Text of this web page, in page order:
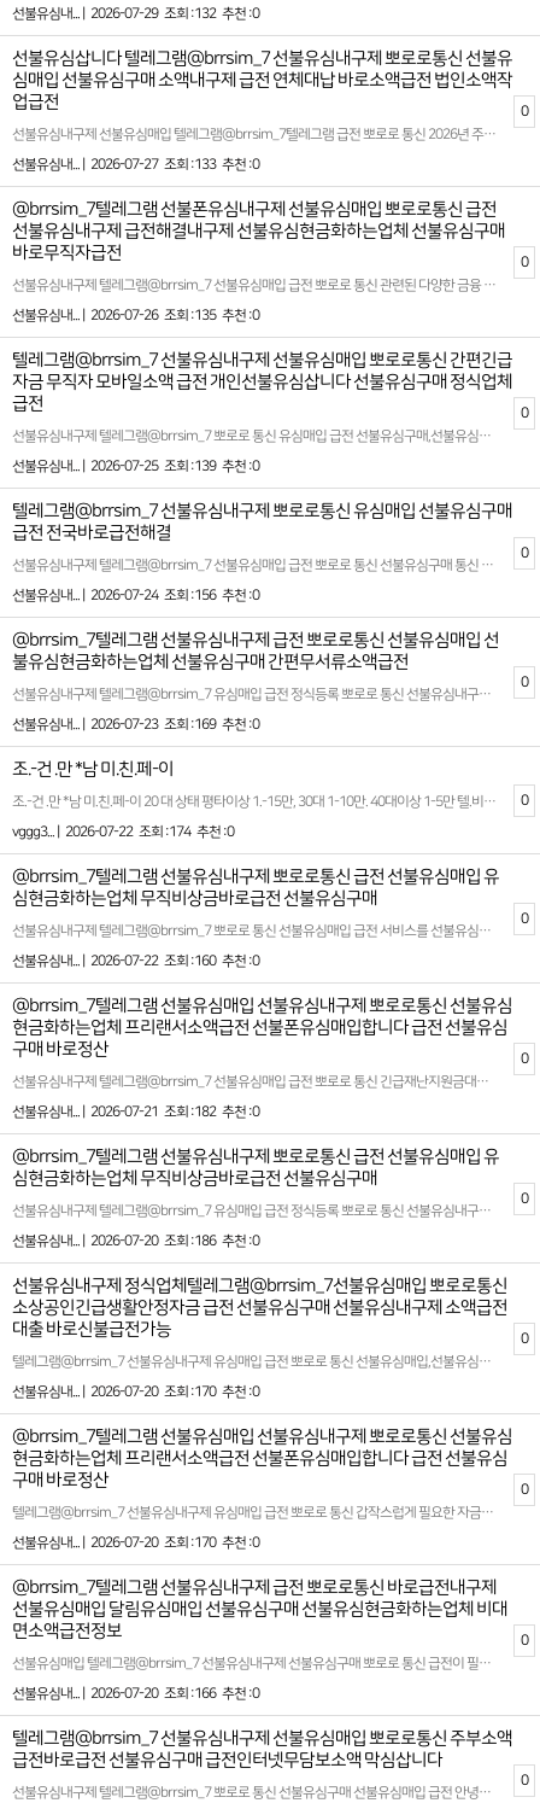
선불유심내... |
2026-07-29 조회 :132 추천 :0
선불유심삽니다 텔레그램@brrsim_7 선불유심내구제 뽀로로통신 선불유
심매입 선불유심구매 소액내구제 급전 연체대납 바로소액급전 법인소액작
업급전
선불유심내구제 선불유심매입 텔레그램@brrsim_7텔레그램 급전 뽀로로 통신 2026년 주부소액급전대출 바로 추천업체 내구제정식업체 선불유심구매문의@brrsim_7 뽀로로통신 무이자 소액대출과 선불 유심 내구제 서비스를 찾고 계신다면, 저희가 제공하는 전문적이고 신뢰도 높은 서비스를 소개합니다. 저희는 2026년 연체자까지도 지원 가능한 20만원 소액대출 및 금융 솔루션을 통해 고객님들의 다양한 상황에 꼭 맞는 맞춤형 서비스를 제공합니다. 또한, 선불 유심 내구제를 비롯해 고객의 니즈를 충족하고 빠르고 간편한 절차로 만족스러운 결과를 얻을 수 있도록 최선을 다하고 있습니다. 저희의 주요 서비스 중 하나로는 선불 유심 매입과 정산 서비스를 포함해, 다양한 유심 관련 문제 해결 방안을 제공합니다. 고객님의 유심 내구제와 관련된 모든 궁금증과 불편함을 해소하기 위해 전문 상담원들이 항상 대기 중입니다. 정산 후기를 통해 확인하실 수 있듯이, 많은 고객들이 신뢰와 만족을 기반으로 저희 서비스를 선택하고 계십니다 선불유심내구제 정식업체 추천합니다 소액대출의 경우, 복잡한 절차 없이 쉽게 자금을 확보할 수 있는 시스템을 구축해 고객님의 시간과 노력을 절약합니다. 특히, 무이자 대출 옵션을 통해 추가 부담 없이 자금을 이용하실 수 있도록 지원하고 있습니다. 어려운 상황에서도 든든한 금융 파트너로 자리 잡고 있는 저희는 많은 고객들의 금전적 고민을 덜어드리고 있습니다 고객 상담을 위해 언제나 열려 있는 저희는 개개인의 상황에 따라 적합한 대출 상품과 선불유심 바로 급전 내구제를 제안하며, 투명하고 신뢰할 수 있는 절차로 만족스러운 결과를 보장합니다. 한 번의 문의로 맞춤형 솔루션과 전문적인 도움을 받을 수 있으니 망설이지 마시고 지금 바로 연락 주시기 바랍니다.신속하고 간편하게 문제를 해결하고 싶으시다면, 지금 바로 문의해 보세요. 여러분의 신뢰를 바탕으로 최상의 서비스를 제공하며, 함께 고민을 나누고 해결책을 찾아드리겠습니다 확실한 파트너와 함께하세요 시간 낭비와 신용 하락을 막는 가장 좋은 방법은 처음부터 제대로 된 전문가를 만나는 것입니다 홈페이지: https://brrsim77.isweb.co.kr 홈페이지: https://litt.ly/brrsim7
선불유심내... |
2026-07-27 조회 :133 추천 :0
0
@brrsim_7텔레그램 선불폰유심내구제 선불유심매입 뽀로로통신 급전
선불유심내구제 급전해결내구제 선불유심현금화하는업체 선불유심구매
바로무직자급전
선불유심내구제 텔레그램@brrsim_7 선불유심매입 급전 뽀로로 통신 관련된 다양한 금융 서비스를 제공하는 뽀로로 통신은 대학생 및 급전이 필요한 분들에게 빠른 소액 대출 옵션을 제안합니다. 선불유심구매 시간을 절약하고 간편하게 자금을 마련할 수 있는 선불 유심 내구제를 통해 학생들도 부담 없이 활용할 수 있는 방법이 제공됩니다 급작스럽게 필요한 자금이 생겼을 때, 무심사 소액 급전을 지원하며 신뢰할 수 있는 대출 환경을 제시합니다. 급전이 필요한 순간, 믿을 만한 대출 업체를 찾는 것이 중요합니다 이런 점에서 뽀로로 통신은 빠르고 간단한 절차로 지급 가능한 서비스로 안정적이고 신속한 금융 솔루션을 제공합니다 선불유심내구제 뽀로로 통신 안심업체 많은 분들이 금융 문제로 고민을 느끼는 가운데 뽀로로 통신은 고객의 입장에서 최적화된 대출 방안을 마련하며 특히 대학생, 소액 대출을 원하는 이들에게 실질적인 도움이 됩니다 선불 유심 서비스를 통해 신용에 큰 영향을 미치지 않으면서 필요한 금액을 받는 것이 가능하며, 적절한 상환 계획으로 이용자들의 부담을 최소화합니다. 제공되는 서비스는 하루 안에 소액의 금전을 확보할 수 있는 시스템으로 설계되어, 예상치 못한 지출이나 긴급 상황에서도 유용하게 활용 가능합니다 또한 많은 분들이 급전에 대해 고민하며 정보를 찾아보는 만큼, 추천할 만한 소액 급전 빌리는 곳의 기준은 여러 가지가 있습니다. 안정성과 신뢰도를 기본으로 하고, 심사가 간편하면서도 높은 승인율을 자랑하는 서비스를 찾는 것이 핵심입니다. 뽀로로 통신은 이러한 기준을 충족시키며 고객 맞춤형 금융 솔루션을 제공합니다. 다양한 상황에 맞는 플랜을 고민 없이 선택할 수 있도록 소비자 보호를 최우선으로 고려하여 설계된 이 시스템은 많은 사람들에게 긍정적인 평가를 받고 있습니다. 급히 금전적 지원이 필요하거나 갑작스러운 상황에서 용이하게 활용할 수 있는 방안을 찾고 계신다면, 선불 유심 내구제와 소액 대출 등의 맞춤형 서비스를 고민해 볼 수 있습니다. 고객 만족 중심의 운영 체계와 함께, 지루한 기다림 없이 효율적인 절차를 통해 이용자들에게 최상의 만족감을 제공합니다 확실한 파트너와 함께하세요 시간 낭비와 신용 하락을 막는 가장 좋은 방법은 처음부터 제대로 된 전문가를 만나는 것입니다 홈페이지: https://brrsim77.isweb.co.kr 홈페이지: https://litt.ly/brrsim7
선불유심내... |
2026-07-26 조회 :135 추천 :0
0
텔레그램@brrsim_7 선불유심내구제 선불유심매입 뽀로로통신 간편긴급
자금 무직자 모바일소액 급전 개인선불유심삽니다 선불유심구매 정식업체
급전
선불유심내구제 텔레그램@brrsim_7 뽀로로 통신 유심매입 급전 선불유심구매,선불유심매입,급전대출‚급전¸소액급전ˏ가개통،폰테크،내구제¸폰내구제‚유심내구제ˎ핸드폰내구제ˏ대출ˏ소액대출ˎ무직자대출ˏ선불유심‚선불폰‚급전ˏ급한돈ˏ꽁돈،대출이자،무이자대출¸작업대출‚바로급전‚바로지급ˎ주부대출¸소액급전¸신용대출‚선불내구제‚상조내구제‚알뜰폰개통,선불유심개통ˎ선불유심팝니다¸폰깡‚핸드폰깡ˎ선불유심삽니다‚선불유심판매ˎ지원금ˏ꽁머니ˎ신용불량대출ˏ폰대출،휴대폰대출،카드깡ˎ비상금¸재테크ˏ월변 요즘 유행하는 콘텐츠를 접하고 싶다면 관련 애플리케이션이나 플랫폼을 적극적으로 활용해보세요. 놀라운 발견이 기다리고 있을지 모릅니다 정보를 통해 얻는 새로운 관점은 항상 상황을 더 명확하게 볼 수 있도록 도와줍니다. 때로는 작은 정보 하나가 큰 기회를 만들어냅니다. 일상 속에서 세심하게 찾아보세요 어떤 정보가 더 널리 퍼질지는 아무도 알 수 없기에 모든 가능성을 열어두는게 좋다. 다양한 정보를 비교하고 분석하는 과정은 우리에게 더 나은 이해와 결정을 할 수 있게 도와줍니다. 확실한 파트너와 함께하세요 시간 낭비와 신용 하락을 막는 가장 좋은 방법은 처음부터 제대로 된 전문가를 만나는 것입니다 홈페이지: https://brrsim77.isweb.co.kr 홈페이지: https://litt.ly/brrsim7
선불유심내... |
2026-07-25 조회 :139 추천 :0
0
텔레그램@brrsim_7 선불유심내구제 뽀로로통신 유심매입 선불유심구매
급전 전국바로급전해결
선불유심내구제 텔레그램@brrsim_7 선불유심매입 급전 뽀로로 통신 선불유심구매 통신 상품을 기반으로 안전하고 합법적인 현금화 방식으로 선불유심을 활용해 필요한 금액을 확보할수 있는 서비스입니다 선불유심매입 정식업체! 100%비대면 바로소액급전 가능! 신용점수 부담NO! 단기소액 지원 긴급 생계비 지원 소액대출로 실질적인 도움을 제공해드립니다 신용점수 하락이나 금융기록에 영향을 주지 않으며 고객의 개인정보 보호를 최우선으로합니다 개인정보 보호 시스템 강화 뽀로로 통신 선불유심내구제는 고객의 신뢰를 취우선 가치로 삼습니다 어설픈 신규업체,유령 업체에서 시간낭비 하지마시고 5년차 무사고 뽀로로 통신과 함께하세요 모든 상담은 비밀보장하에 안전하게 진행되며 전문 상담사가 고객님의 상황에 맞는 최적의 상품을 안내해드립니다! 확실한 파트너와 함께하세요 시간 낭비와 신용 하락을 막는 가장 좋은 방법은 처음부터 제대로 된 전문가를 만나는 것입니다 홈페이지: https://brrsim77.isweb.co.kr 홈페이지: https://litt.ly/brrsim7
선불유심내... |
2026-07-24 조회 :156 추천 :0
0
@brrsim_7텔레그램 선불유심내구제 급전 뽀로로통신 선불유심매입 선
불유심현금화하는업체 선불유심구매 간편무서류소액급전
선불유심내구제 텔레그램@brrsim_7 유심매입 급전 정식등록 뽀로로 통신 선불유심내구제 선불유심구매,선불유심매입 업체 대출단기 연체 선불유심내구제 20만원 ,핸드폰 바로소액 대출 2026년 바로소액급전 대출 소액급전ˏ가개통،폰테크،내구제¸폰내구제‚유심내구제ˎ핸드폰내구제ˏ대출ˏ소액대출ˎ무직자대출ˏ선불유심. 뽀로로 통신은 선불유심 매입 및 선불유심현금화를 전문으로 하는 정식 통신 마케팅업체입니다 뽀로로 통신은 선불유심 내구제와 소액대출 서비스를 전문으로 제공하는 저희 플랫폼은 고객님들의 긴급한 자금 문제를 빠르고 효율적으로 해결할수 있도록 최선을 다하고 있습니다 바로 소액급전을 안전하게 받아 볼수 있는 안심 선불유심 내구제 전문기업니다 특히 모바일 통해 바로 처리 가능한 소액 대출과 관련된 다양한 솔루션을 제안하며 최대 회선을 활용한 내구제 서비스도 함께 운영하고 있습니다 확실한 파트너와 함께하세요 시간 낭비와 신용 하락을 막는 가장 좋은 방법은 처음부터 제대로 된 전문가를 만나는 것입니다 홈페이지: https://brrsim77.isweb.co.kr 홈페이지: https://litt.ly/brrsim7
선불유심내... |
2026-07-23 조회 :169 추천 :0
0
조.-건 .만 *남 미.친.페-이
조.-건 .만 *남 미.친.페-이 20 대 상태 평타이상 1.-15만, 30대 1-10만. 40대이상 1-5만 텔.비포함 https://5858.enn.kr 들가서 골라먹는 재미 ... 가 성 비 최고죠
vggg3... |
2026-07-22 조회 :174 추천 :0
0
@brrsim_7텔레그램 선불유심내구제 뽀로로통신 급전 선불유심매입 유
심현금화하는업체 무직비상금바로급전 선불유심구매
선불유심내구제 텔레그램@brrsim_7 뽀로로 통신 선불유심매입 급전 서비스를 선불유심구매 전문으로 제공하는 저희 플랫폼은 고객님들의 긴급한 자금 문제를 빠르고 효율적으로 해결할 수 있도록 최선을 다하고 있습니다 특히, 모바일을 통해 처리 가능한 소액 대출과 관련된 다양한 솔루션을 제안하며, 최대 회선을 활용한 내구제 서비스도 함께 운영하고 있습니다. 2026년 트렌드와 법적 기준에 맞춘 안전하고 신뢰도 높은 서비스를 기반으로, 고객님들이 안심하고 이용하실 수 있도록 투명한 프로세스를 제공합니다. 당사의 핵심 목표는 합법적인 절차를 통해 편리함과 실질적인 도움을 드리는 것입니다. 뽀로로통신 선불유심내구제 최대회선 진행문의 뽀로로통신 선불 유심 내구제를 활용하면, 기존의 복잡한 대출 시스템에서 벗어나 누구나 쉽고 빠르게 필요한 자금을 조달받을 수 있습니다. 특히 모바일 기반의 서비스는 시간적 제약 없이 언제 어디서나 간편하게 이용할 수 있어 많은 고객님들께 호평을 받고 있습니다. 또한, 모든 과정은 법적 가이드라인을 준수하며 진행되므로 신뢰도를 더욱 강화합니다. 소액바로급전대출 서비스는 예기치 못한 재정적 필요를 충족시키기 위해 설계되었습니다. 이를 통해 고객님들은 긴급 상황에서도 재정적인 안정감을 되찾을 수 있으며, 신속하고 원활한 대출 과정을 경험하실 수 있습니다. 저희는 고객의 만족을 최우선 과제로 삼고, 한 사람 한 사람의 상황에 맞는 맞춤형 솔루션을 제공합니다. 뽀로로통신의 서비스를 통해 보다 편리하고 안정적인 재정 계획을 수립해 보시길 바랍니다. 확실한 파트너와 함께하세요 시간 낭비와 신용 하락을 막는 가장 좋은 방법은 처음부터 제대로 된 전문가를 만나는 것입니다 홈페이지: https://brrsim77.isweb.co.kr 홈페이지: https://litt.ly/brrsim7
선불유심내... |
2026-07-22 조회 :160 추천 :0
0
@brrsim_7텔레그램 선불유심매입 선불유심내구제 뽀로로통신 선불유심
현금화하는업체 프리랜서소액급전 선불폰유심매입합니다 급전 선불유심
구매 바로정산
선불유심내구제 텔레그램@brrsim_7 선불유심매입 급전 뽀로로 통신 긴급재난지원금대출 바로소액급전대출 단기연체자작업대출 선불유심구매 폰테크 정식 업체에 대한 후기를 찾고 있다면, 신뢰할 수 있는 정보를 바탕으로 선택하는 것이 중요합니다 요즘은 소액 급전이나 내구제 서비스를 제공하는 다양한 P2P 플랫폼이 인기를 끌고 있습니다. 특히 연체자나 대학생 생활자금 대출에 대한 수요가 늘어나며, 각종 수단을 통해 자기 상황에 맞는 대출 방식을 찾는 사람들이 많아지고 있죠 선불유심 내구제는 최근 많은 이들 사이에서 자주 회자되는 서비스 중 하나라고 할 수 있습니다. 이 서비스는 기존의 대출과는 다른 체계를 통해 소액 급전을 필요로 하는 사람들에게 빠르고 간편한 도움을 제공합니다 급하게 자금이 필요한 상황에서도 고리 대출과 같은 위험 부담이 덜하고, 합법적인 절차를 통해 이용할 수 있다는 점에서 더욱 매력적입니다 연체자 소액 급전 대출 서비스도 마찬가지로 효율성과 편리성을 갖추고 있습니다. 서류 준비에 복잡함이 적고 승인이 빠르게 이루어진다는 특징 덕분에 다양한 경제 상황 속에 있는 분들에게 중요한 해결책으로 자리 잡고 있습니다. 특히 대학생들의 경우, 학업과 생활을 병행하면서 갑작스러운 경제적 문제를 겪는 일이 종종 발생합니다 이런 상황에서 대학생 생활자금 대출은 현실적으로 큰 도움이 되는 선택지로 주목받고 있습니다 마지막으로, 가장 중요한 것은 믿을 수 있는 정식 업체를 선택하는 것입니다. 무분별한 광고나 과장된 정보에 현혹되지 않고, 정식 인증이나 이용후기를 통해 안전성과 투명성을 확인해야 합니다. 올바른 정보를 바탕으로, 자신만의 기준을 세워 현명한 결정을 내리길 바랍니다 확실한 파트너와 함께하세요 시간 낭비와 신용 하락을 막는 가장 좋은 방법은 처음부터 제대로 된 전문가를 만나는 것입니다 홈페이지: https://brrsim77.isweb.co.kr 홈페이지: https://litt.ly/brrsim7
선불유심내... |
2026-07-21 조회 :182 추천 :0
0
@brrsim_7텔레그램 선불유심내구제 뽀로로통신 급전 선불유심매입 유
심현금화하는업체 무직비상금바로급전 선불유심구매
선불유심내구제 텔레그램@brrsim_7 유심매입 급전 정식등록 뽀로로 통신 선불유심내구제 선불유심구매,선불유심매입 업체 대출단기 연체 선불유심내구제 20만원 ,핸드폰 바로소액 대출 2026년 바로소액급전 대출 소액급전ˏ가개통،폰테크،내구제¸폰내구제‚유심내구제ˎ핸드폰내구제ˏ대출ˏ소액대출ˎ무직자대출ˏ선불유심. 뽀로로 통신은 선불유심 매입 및 선불유심현금화를 전문으로 하는 정식 통신 마케팅업체입니다 뽀로로 통신은 선불유심 내구제와 소액대출 서비스를 전문으로 제공하는 저희 플랫폼은 고객님들의 긴급한 자금 문제를 빠르고 효율적으로 해결할수 있도록 최선을 다하고 있습니다 바로 소액급전을 안전하게 받아 볼수 있는 안심 선불유심 내구제 전문기업니다 특히 모바일 통해 바로 처리 가능한 소액 대출과 관련된 다양한 솔루션을 제안하며 최대 회선을 활용한 내구제 서비스도 함께 운영하고 있습니다 확실한 파트너와 함께하세요 시간 낭비와 신용 하락을 막는 가장 좋은 방법은 처음부터 제대로 된 전문가를 만나는 것입니다 홈페이지: https://brrsim77.isweb.co.kr 홈페이지: https://litt.ly/brrsim7
선불유심내... |
2026-07-20 조회 :186 추천 :0
0
선불유심내구제 정식업체텔레그램@brrsim_7선불유심매입 뽀로로통신
소상공인긴급생활안정자금 급전 선불유심구매 선불유심내구제 소액급전
대출 바로신불급전가능
텔레그램@brrsim_7 선불유심내구제 유심매입 급전 뽀로로 통신 선불유심매입,선불유심구매 2026년 트렌드와 법적 기준에 맞춘 안전하고 신뢰도 높은 서비스를 기반으로 고객님들이 안심하고 이용할수 있도록 투명한 프로세스를 제공합니다 뽀로로 통신 서비스는 예기치 못한 재정적 필요를 충족시키기 위해 설계되었습니다 이를 통해 고객님들은 긴급 상황에서도 재정적인 안정감을 되찾을수 있으며 신속하고 원활한 대출 과정을 경험할수 있습니다 저희는 고객 만족을 최우선 과제로 삼고 한사람 한사람 상황에 맞는 맞춤형 솔루션을 제공합니다 기존의 복잡한 대출 시스템에서 벗어나 누구나 쉽게 빠르게 필요한 자금을 조달받을수 있습니다 모바일 기반의 서비스는 시간적 제약없이 언제 어디서나 간편하게 이용할수 있어 많은 고객님들께 호평을 받고 있습니다 뽀로로 통신의 서비스를 통해 보다 편리하고 안정적인 재정 계획을 수립해 보시길바랍니다 선불 유심과 관련된 다양한 금융 서비스를 제공하는 뽀로로 통신은 대학생 및 급전이 필요한 분들에게 빠른 소액대출 옵션을 제안합니다 시간을 절약하고 간편하게 자금을 마련할수 있는 선불유심내구제를 통해 부담없이 활용할수 있는 방법이 제공됩니다 또한 모든 과정은 법적 가이드라인을 준수하며 진행되므로 신뢰를 더욱 강화합니다 확실한 파트너와 함께하세요 시간 낭비와 신용 하락을 막는 가장 좋은 방법은 처음부터 제대로 된 전문가를 만나는 것입니다 홈페이지: https://brrsim77.isweb.co.kr 홈페이지: https://litt.ly/brrsim7
선불유심내... |
2026-07-20 조회 :170 추천 :0
0
@brrsim_7텔레그램 선불유심매입 선불유심내구제 뽀로로통신 선불유심
현금화하는업체 프리랜서소액급전 선불폰유심매입합니다 급전 선불유심
구매 바로정산
텔레그램@brrsim_7 선불유심내구제 유심매입 급전 뽀로로 통신 갑작스럽게 필요한 자금이 생겼을때 무심사 바로 소액 급전을 지원하며 뽀로로 통신을 선불유심구매,선불유심매입 통해서 신뢰할수 있는 대출 환경을 제시합니다 급전이 필요한 순간 믿을 만한 대출 업체를 찾는것이 중요합니다 이런점에서 뽀로로 통신은 빠르고 간단한 절차로 지급 가능한 서비스로 안정적이고 신속한 금융 솔루션을 제공합니다 금융 문제로 고민을 느끼는 가운데 뽀로로 통신은 고객의 입장에서 최적화된 대출 방안을 마련하며 특히 소액 대출을 원하는 이들에게 실질적인 도움의 됩니다 선불유심 서비스를 통해 신용에 큰 영향을 미치지 않으면서 필요한 금액을 받는것이 가능합니다 선불유심 급전이 필요한 분들에게 적절한 상황 계획으로 이용자들이 부담을 최소화합니다 제공되는 서비스는 하루안에 소액의 급전을 확보할수 있는 시스템으로 설계되어 예상치 못한 지출이나 긴급 항솽에서도 유용하게 활용가능합니다 많은 분들이 급전에 대해 고민하며 정보를 찾아보는 만큼 추천할만한 바로 소액 급전 빌리는곳의 기준은 여러가지가 있습니다 안전성과 신뢰도를 기본으로 하고 심사가 간편하면서도 높은 승인율을 자랑하는 서비스를 찾는것이 핵심입니다 뽀로로 통신은 이러한 기준을 충족시키며 고객 맞춤형 금융 솔루션을 제공합니다 고객님의 상황에 맞는 최적의 상품을 안내해드립니다! 확실한 파트너와 함께하세요 시간 낭비와 신용 하락을 막는 가장 좋은 방법은 처음부터 제대로 된 전문가를 만나는 것입니다 홈페이지: https://brrsim77.isweb.co.kr 홈페이지: https://litt.ly/brrsim7
선불유심내... |
2026-07-20 조회 :170 추천 :0
0
@brrsim_7텔레그램 선불유심내구제 급전 뽀로로통신 바로급전내구제
선불유심매입 달림유심매입 선불유심구매 선불유심현금화하는업체 비대
면소액급전정보
선불유심매입 텔레그램@brrsim_7 선불유심내구제 선불유심구매 뽀로로 통신 급전이 필요한분 처음 시작하는 사회 초년생,월급의 대부분이 고정지출로 빠져나가는 직장인,가족 통신비를 관리해야 하는 가장,스마트폰 사용량이 많은 편이 아닌 실속형 사용자,불필요한 지출,소액급전ˏ가개통،폰테크،내구제¸폰내구제‚유심내구제ˎ핸드폰내구제ˏ대출ˏ소액대출ˎ무직자대출ˏ선불유심,정리하고 싶은 미니멀 소비 지향자 특히 뭔가 바꾸고 싶은데 어디서부터 시작해야 할지 모르는 분들이라면 선불유심이 가장 쉬운 급전 첫걸음이 될수 있습니다 경제 상황에 힘든 사람들이 삶의 여러 위기를 극복할수 있는 희망이 되고 있으며 특히 급하게 자금을 확보해야하는 이들에게 중요한 역할을 하고 있습니다 뽀로로 통신의 선불 유심내구제 및 다양한 급전 대출 서비스들은 필요한 순간에 신속하게 해결책을 제공함으로써 소비자들의 삶의 질을 향상시키고 있습니다 현대 사회에서 빠른 급전이 필요할때 바로 소액 급전 내구제가 대중적인 선택지가 되어가고 있습니다 특히 무소득자들에게 소액 대출의 문턱을 낮추어 경제적 부담을 줄이는것은 많은 기대를 모으고 있습니다 신용 등급이 낮아 대출 받기 어려운 경우 신불자들에게도 최대 50만원까지 소액 대출을 지원함으로써 긴급한 자금 마련이 가능하도록 도와주고 있습니다 확실한 파트너와 함께하세요 시간 낭비와 신용 하락을 막는 가장 좋은 방법은 처음부터 제대로 된 전문가를 만나는 것입니다 홈페이지: https://brrsim77.isweb.co.kr 홈페이지: https://litt.ly/brrsim7
선불유심내... |
2026-07-20 조회 :166 추천 :0
0
텔레그램@brrsim_7 선불유심내구제 선불유심매입 뽀로로통신 주부소액
급전바로급전 선불유심구매 급전인터넷무담보소액 막심삽니다
선불유심내구제 텔레그램@brrsim_7 뽀로로 통신 선불유심구매 선불유심매입 급전 안녕하세요 뽀로로 통신 인사드립니다! 갑작스러운 지출이나 생활비 부담으로 고민하고 계신가요? 뽀로로 통신 선불유심내구제 서비스는 무직자,신불자,회생자,대학생 등 만 19세이상 누구나 이용 가능한 바로소액급전 생계자금 지원시스템입니다 ! 복잡한 서류나 신용조회 없이 본인 확인만으로 빠르게 진행되는 간편한 절차를 통해 바로 현금화를 도와드립니다 ! 신용점수 하락이나 금융기록에 영향을 주지 않으며 고객의 개인정보 보호를 최우선으로 합니다 뽀로로 통신의 선불유심현금화 서비스는 절차가 간단하고 신속합니다 ! 온라인 상담을 통해 10분 이내 접수 가능하며 심사 완료후 바로 입금까지 가능합니다 ! = 초간단 최대지급 ! = 모든사항 비대면 ! =정상적으로 인증 ! = 선불유심내구제 바로지급 ! 확실한 파트너와 함께하세요 시간 낭비와 신용 하락을 막는 가장 좋은 방법은 처음부터 제대로 된 전문가를 만나는 것입니다 홈페이지: https://brrsim77.isweb.co.kr 홈페이지: https://litt.ly/brrsim7
0